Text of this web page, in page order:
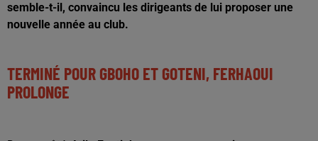
semble-t-il, convaincu les dirigeants de lui proposer une
nouvelle année au club.
TERMINÉ POUR GBOHO ET GOTENI, FERHAOUI
PROLONGE